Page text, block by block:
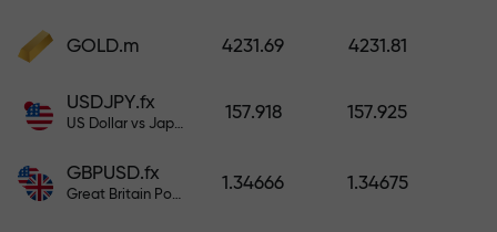
GOLD.m 4231.69 4231.81
USDJPY.fx
US Dollar vs Japanese Yen
157.918 157.925
GBPUSD.fx
Great Britain Pound vs US Dollar
1.34666 1.34675